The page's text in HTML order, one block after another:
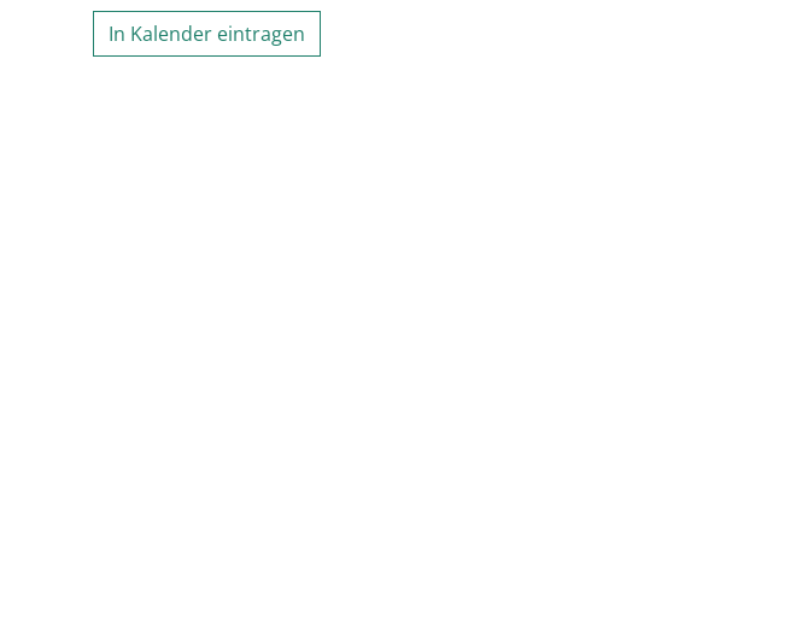
In Kalender eintragen